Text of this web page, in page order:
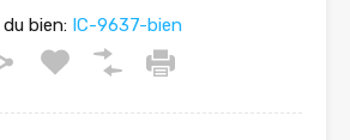
du bien: IC-9637-bien